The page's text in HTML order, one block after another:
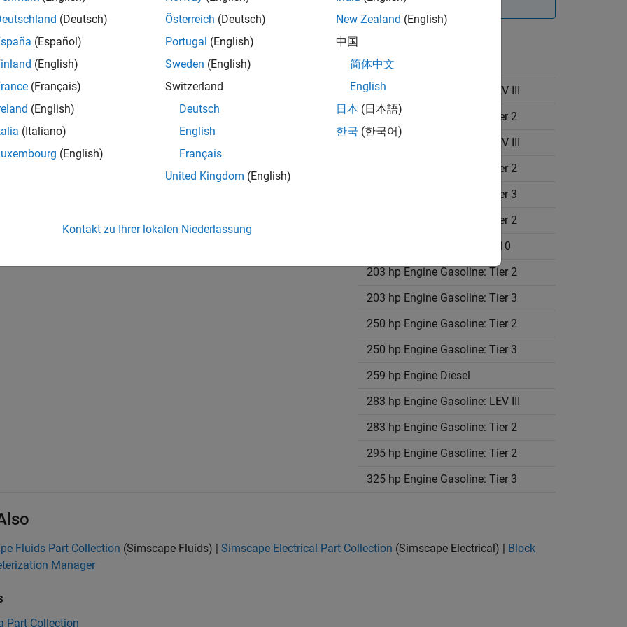
Manufacturer
Component
Engine
Generic Engine
155 hp Engine Gasoline: LEV III
155 hp Engine Gasoline: Tier 2
173 hp Engine Gasoline: LEV III
174 hp Engine Gasoline: Tier 2
174 hp Engine Gasoline: Tier 3
178 hp Engine Gasoline: Tier 2
185 hp Engine Gasoline: E 10
203 hp Engine Gasoline: Tier 2
203 hp Engine Gasoline: Tier 3
250 hp Engine Gasoline: Tier 2
250 hp Engine Gasoline: Tier 3
259 hp Engine Diesel
283 hp Engine Gasoline: LEV III
283 hp Engine Gasoline: Tier 2
295 hp Engine Gasoline: Tier 2
325 hp Engine Gasoline: Tier 3
Fluids Part Collection (Simscape Fluids) | Simscape Electrical Part Collection (Simscape Electrical) | Block
Manager
Part Collection
(Deutsch)
(Español)
(English)
(Français)
(English)
(Italiano)
(English)
Österreich (Deutsch)
Portugal (English)
Sweden (English)
Switzerland
Deutsch
English
Français
United Kingdom (English)
New Zealand (English)
中国
简体中文
English
日本 (日本語)
한국 (한국어)
Kontakt zu Ihrer lokalen Niederlassung